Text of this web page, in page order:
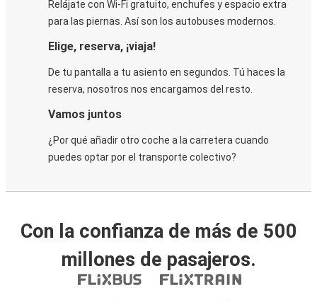
Relájate con Wi-Fi gratuito, enchufes y espacio extra
para las piernas. Así son los autobuses modernos.
Elige, reserva, ¡viaja!
De tu pantalla a tu asiento en segundos. Tú haces la
reserva, nosotros nos encargamos del resto.
Vamos juntos
¿Por qué añadir otro coche a la carretera cuando
puedes optar por el transporte colectivo?
Con la confianza de más de 500
millones de pasajeros.